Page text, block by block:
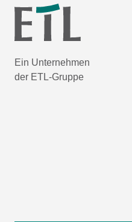
Ein Unternehmen
der ETL-Gruppe